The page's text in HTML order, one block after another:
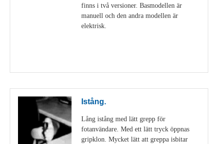
finns i två versioner. Basmodellen är
manuell och den andra modellen är
elektrisk.
Istång.
Lång istång med lätt grepp för
fotanvändare. Med ett lätt tryck öppnas
gripklon. Mycket lätt att greppa isbitar